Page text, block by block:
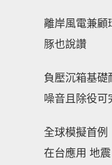
離岸風電兼
豚也說讚
負壓沉箱基
噪音且除役可
全球模擬首
在台應用 地